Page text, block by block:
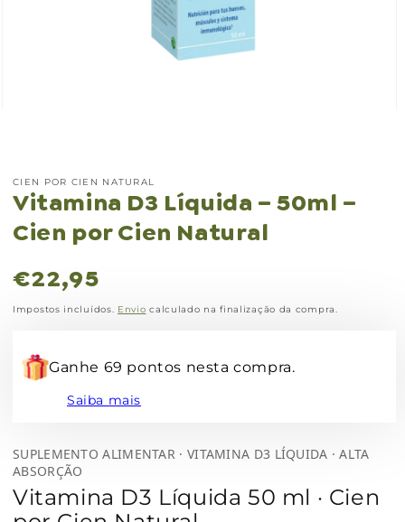
modal
CIEN POR CIEN NATURAL
Vitamina D3 Líquida – 50ml –
Cien por Cien Natural
Preço
normal
€22,95
Impostos incluídos. Envio calculado na finalização da compra.
Ganhe 69 pontos nesta compra.
Saiba mais
SUPLEMENTO ALIMENTAR · VITAMINA D3 LÍQUIDA · ALTA
ABSORÇÃO
Vitamina D3 Líquida 50 ml · Cien